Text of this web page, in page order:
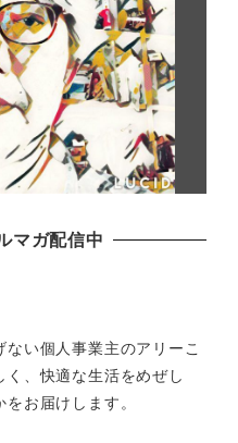
マガ配信中
ない個人事業主のアリーこ
く、快適な生活をめぜし
お届けします。